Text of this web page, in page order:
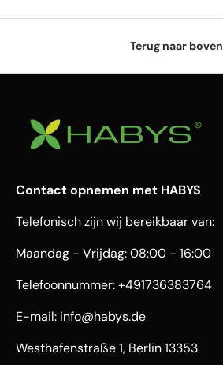
Terug naar boven
Contact opnemen met HABYS
Telefonisch zijn wij bereikbaar van:
Maandag - Vrijdag: 08:00 - 16:00
Telefoonnummer: +491736383764
E-mail: info@habys.de
Westhafenstraße 1, Berlin 13353